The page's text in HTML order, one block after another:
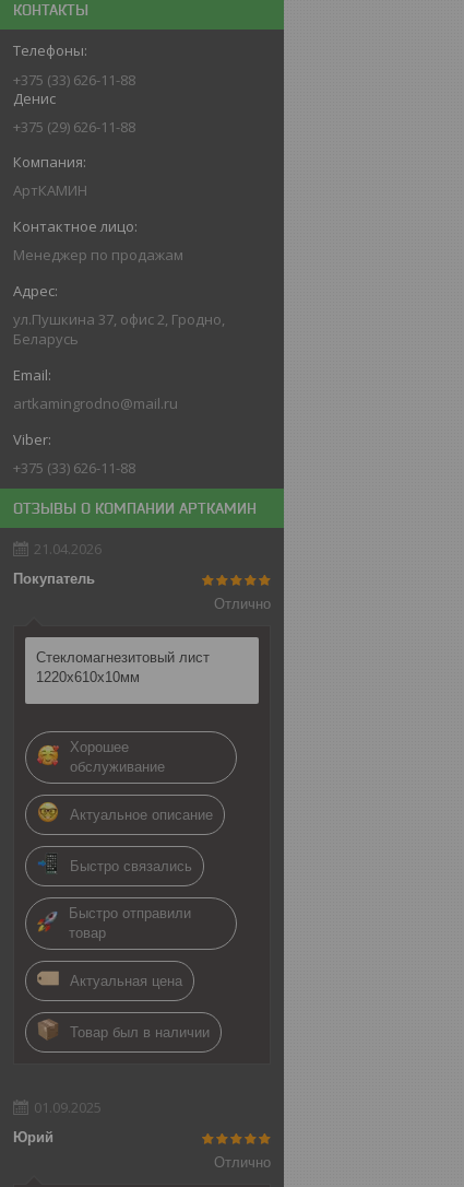
КОНТАКТЫ
+375 (33) 626-11-88
Денис
+375 (29) 626-11-88
АртКАМИН
Менеджер по продажам
ул.Пушкина 37, офис 2, Гродно,
Беларусь
artkamingrodno@mail.ru
+375 (33) 626-11-88
ОТЗЫВЫ О КОМПАНИИ АРТКАМИН
21.04.2026
Покупатель
Отлично
Стекломагнезитовый лист
1220х610х10мм
Хорошее
обслуживание
Актуальное описание
Быстро связались
Быстро отправили
товар
Актуальная цена
Товар был в наличии
01.09.2025
Юрий
Отлично